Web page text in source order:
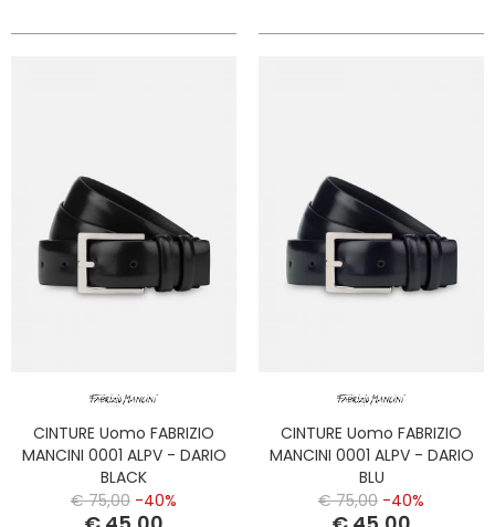
CINTURE Uomo FABRIZIO
MANCINI 0001 ALPV - DARIO
BLACK
€ 75,00 -40%
CINTURE Uomo FABRIZIO
MANCINI 0001 ALPV - DARIO
BLU
€ 75,00 -40%